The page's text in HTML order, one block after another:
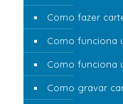
Como fazer
Como funciona
Como funciona
Como gravar